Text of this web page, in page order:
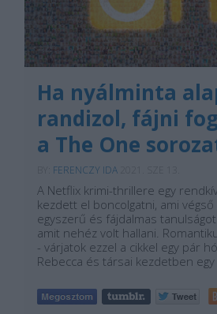
Ha nyálminta
randizol, fájni
a The One
FERENCZY IDA
A Netflix krimi-thrillere egy
kezdett el boncolgatni, ami
egyszerű és fájdalmas
amit nehéz volt hallani.
- várjatok ezzel a cikkel egy pár
Rebecca és társai kezdetben